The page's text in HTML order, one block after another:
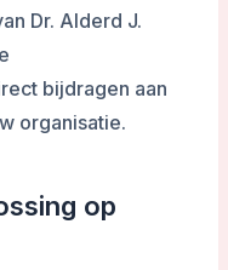
Dr. Alderd J.
bijdragen aan
organisatie.
op